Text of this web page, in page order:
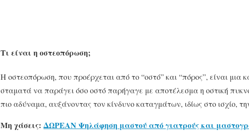
Τι είναι η οστεοπόρωση;
Η οστεοπόρωση, που προέρχεται από το “οστό” και “πόρος”, είναι μια
σταματά να παράγει όσο οστό παρήγαγε με αποτέλεσμα η οστική
πιο αδύναμα, αυξάνοντας τον κίνδυνο καταγμάτων, ιδίως στο ισχίο,
Μη χάσεις: ΔΩΡΕΑΝ Ψηλάφηση μαστού από γιατρούς και